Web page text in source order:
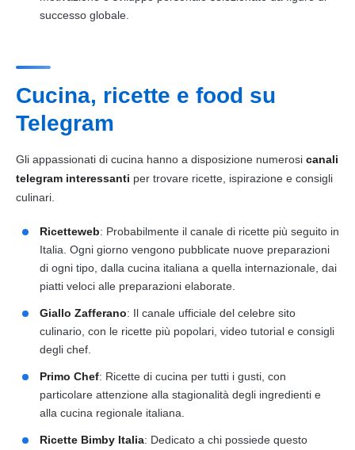
successo globale.
Cucina, ricette e food su
Telegram
Gli appassionati di cucina hanno a disposizione numerosi canali
telegram interessanti per trovare ricette, ispirazione e consigli
culinari.
Ricetteweb: Probabilmente il canale di ricette più seguito in
Italia. Ogni giorno vengono pubblicate nuove preparazioni
di ogni tipo, dalla cucina italiana a quella internazionale, dai
piatti veloci alle preparazioni elaborate.
Giallo Zafferano: Il canale ufficiale del celebre sito
culinario, con le ricette più popolari, video tutorial e consigli
degli chef.
Primo Chef: Ricette di cucina per tutti i gusti, con
particolare attenzione alla stagionalità degli ingredienti e
alla cucina regionale italiana.
Ricette Bimby Italia: Dedicato a chi possiede questo